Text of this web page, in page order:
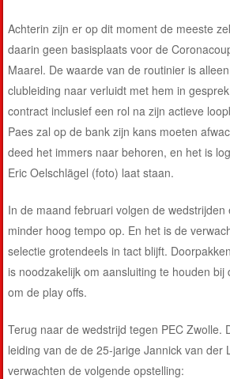
Achterin zijn er op dit moment de meeste
daarin geen basisplaats voor de
Maarel. De waarde van de routinier is
clubleiding naar verluidt met hem in
contract inclusief een rol na zijn actieve
Paes zal op de bank zijn kans moeten
deed het immers naar behoren, en het is
Eric Oelschlägel (foto) laat staan.
In de maand februari volgen de wedstrijden
minder hoog tempo op. En het is de
selectie grotendeels in tact blijft.
is noodzakelijk om aansluiting te houden bij
om de play offs.
Terug naar de wedstrijd tegen PEC Zwolle.
leiding van de de 25-jarige Jannick van der
verwachten de volgende opstelling: